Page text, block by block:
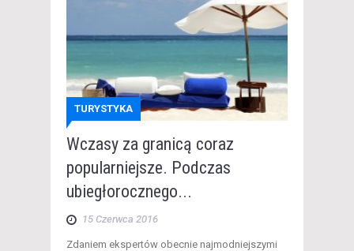
TURYSTYKA
Wczasy za granicą coraz
popularniejsze. Podczas
ubiegłorocznego...
15 Czerwca 2016
Zdaniem ekspertów obecnie najmodniejszymi